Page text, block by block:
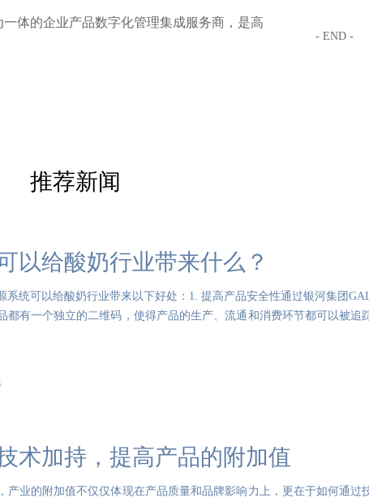
体的企业产品数字化管理集成服务商，是高
- END -
推荐新闻
以给酸奶行业带来什么？
系统可以给酸奶行业带来以下好处：1. 提高产品安全性通过银河集团
都有一个独立的二维码，使得产品的生产、流通和消费环节都可以被追
术加持，提高产品的附加值
产业的附加值不仅仅体现在产品质量和品牌影响力上，更在于如何通过